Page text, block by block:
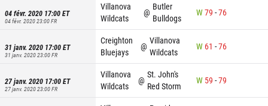
04 févr. 2020 17:00ET
04 févr. 2020 23:00FR
Villanova
Wildcats
@
Butler
Bulldogs
W79 -76
31 janv. 2020 17:00ET
31 janv. 2020 23:00FR
Creighton
Bluejays
@
Villanova
Wildcats
W 61 -76
27 janv. 2020 17:00ET
27 janv. 2020 23:00FR
Villanova
Wildcats
@
St. John's
Red Storm
W 59 -79